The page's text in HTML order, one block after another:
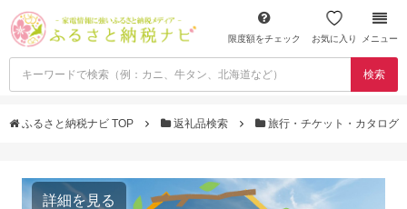
限度額をチェック お気に入り メニュー
検索
ふるさと納税ナビ TOP 返礼品検索 旅行・チケット・カタログ
詳細を見る